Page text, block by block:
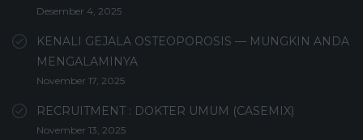
Desember 4, 2025
KENALI GEJALA OSTEOPOROSIS — MUNGKIN ANDA
MENGALAMINYA
November 17, 2025
RECRUITMENT : DOKTER UMUM (CASEMIX)
November 13, 2025